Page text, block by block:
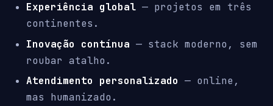
Experiência global — projetos em três
continentes.
Inovação contínua — stack moderno, sem
roubar atalho.
Atendimento personalizado — online,
mas humanizado.